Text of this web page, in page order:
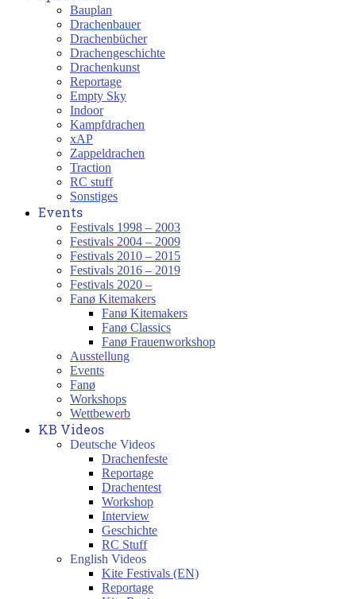
Bauplan
Drachenbauer
Drachenbücher
Drachengeschichte
Drachenkunst
Reportage
Empty Sky
Indoor
Kampfdrachen
xAP
Zappeldrachen
Traction
RC stuff
Sonstiges
Events
Festivals 1998 – 2003
Festivals 2004 – 2009
Festivals 2010 – 2015
Festivals 2016 – 2019
Festivals 2020 –
Fanø Kitemakers
Fanø Kitemakers
Fanø Classics
Fanø Frauenworkshop
Ausstellung
Events
Fanø
Workshops
Wettbewerb
KB Videos
Deutsche Videos
Drachenfeste
Reportage
Drachentest
Workshop
Interview
Geschichte
RC Stuff
English Videos
Kite Festivals (EN)
Reportage